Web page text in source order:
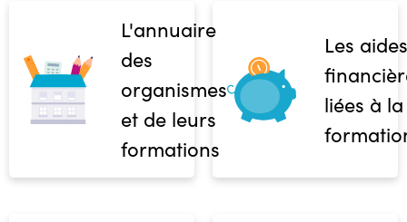
L'annuaire
des
organismes
et de leurs
formations
Les aides
liées à la